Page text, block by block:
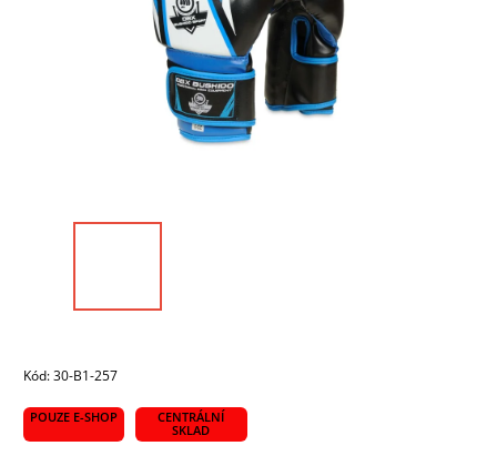
Kód:30-B1-257
POUZE E-SHOP
CENTRÁLNÍ
SKLAD